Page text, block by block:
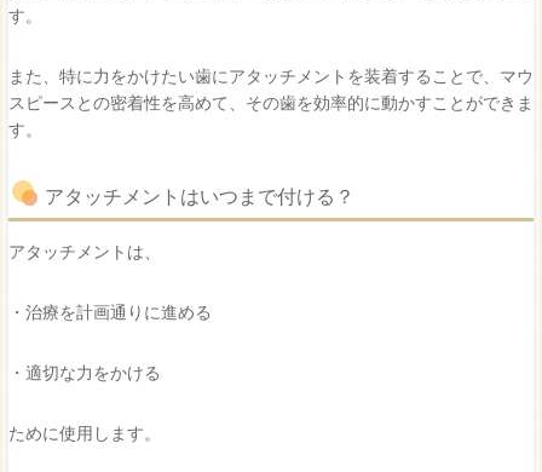
す。
また、特に力をかけたい歯にアタッチメントを装着することで、マウ
スピースとの密着性を高めて、その歯を効率的に動かすことができま
す。
アタッチメントはいつまで付ける？
アタッチメントは、
・治療を計画通りに進める
・適切な力をかける
ために使用します。